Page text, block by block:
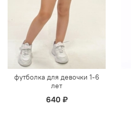
футболка для девочки 1-6
лет
640 ₽